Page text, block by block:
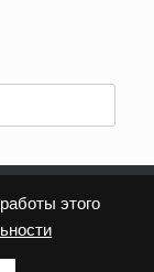
этого